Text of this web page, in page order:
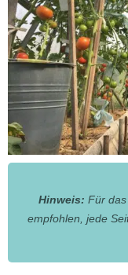
Hinweis: Für
empfohlen, jede